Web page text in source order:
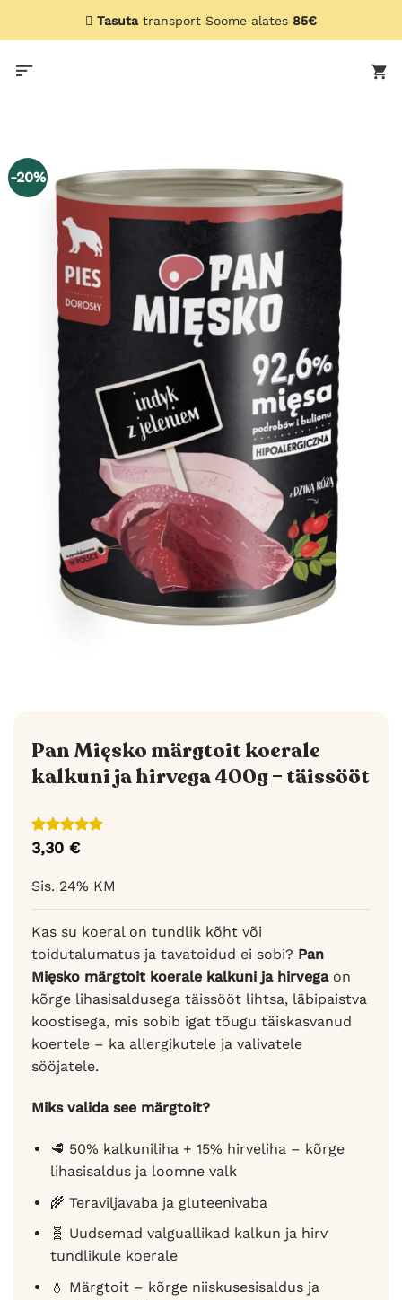
Tasutatransport Soome alates 85€
-20%
Pan Mięsko märgtoit koerale
kalkuni ja hirvega 400g – täissööt
Hinnatud
/5
1
põhjal
3,30 €
Sis. 24% KM
Kas su koeral on tundlik kõht või
toidutalumatus ja tavatoidud ei sobi? Pan
Mięsko märgtoit koerale kalkuni ja hirvegaon
kõrge lihasisaldusega täissööt lihtsa, läbipaistva
koostisega, mis sobib igat tõugu täiskasvanud
koertele – ka allergikutele ja valivatele
sööjatele.
Miks valida see märgtoit?
🥩 50% kalkuniliha + 15% hirveliha – kõrge
lihasisaldus ja loomne valk
🌾 Teraviljavaba ja gluteenivaba
🧬 Uudsemad valguallikad kalkun ja hirv
tundlikule koerale
💧 Märgtoit – kõrge niiskusesisaldus ja